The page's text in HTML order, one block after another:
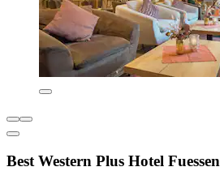
Best Western Plus Hotel Fuessen